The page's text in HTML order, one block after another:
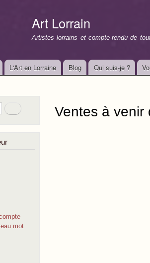
Art Lorrain
Artistes lorrains et compte-rendu de
L'Art en Lorraine Blog Qui suis-je ?
Rechercher
mot
Ventes à venir